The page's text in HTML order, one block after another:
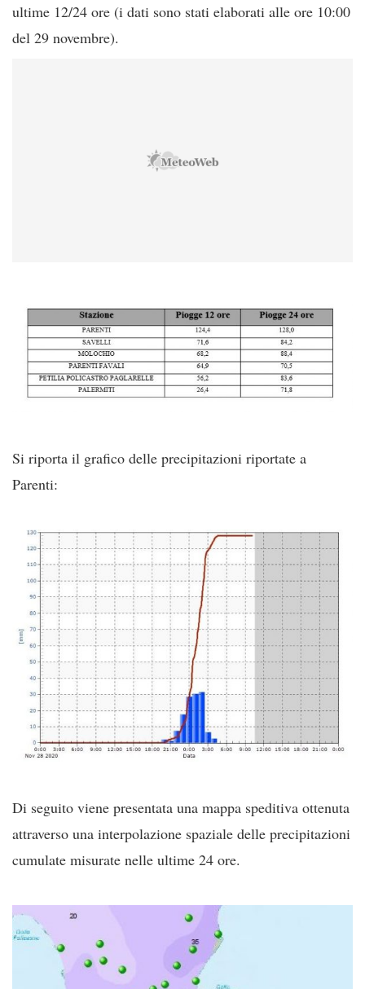
ultime 12/24 ore (i dati sono stati elaborati alle ore 10:00
del 29 novembre).
Si riporta il grafico delle precipitazioni riportate a
Parenti:
Di seguito viene presentata una mappa speditiva ottenuta
attraverso una interpolazione spaziale delle precipitazioni
cumulate misurate nelle ultime 24 ore.